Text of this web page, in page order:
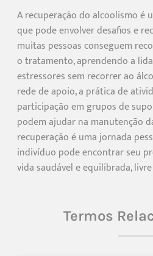
A recuperação do alcoolismo é
que pode envolver desafios e
muitas pessoas conseguem
o tratamento, aprendendo a
estressores sem recorrer ao
rede de apoio, a prática de
participação em grupos de
podem ajudar na manutenção
recuperação é uma jornada
indivíduo pode encontrar seu
vida saudável e equilibrada,
Termos